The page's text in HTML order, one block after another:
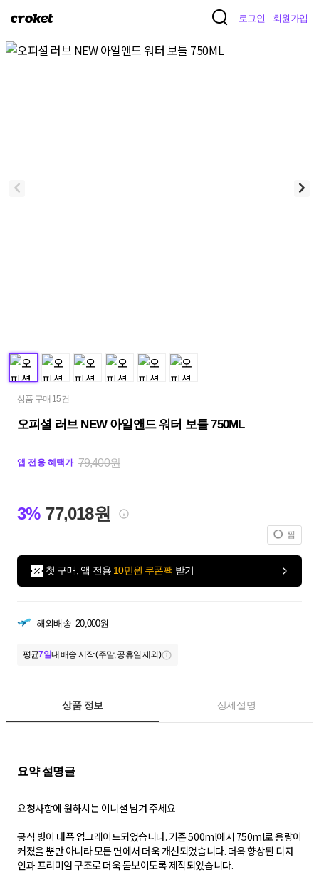
크
켓
로그인 회원가입
상품 구매 15건
오피셜 러브 NEW 아일앤드 워터 보틀 750ML
앱 전용 혜택가 79,400원
3% 77,018원
찜
첫 구매, 앱 전용 10만원 쿠폰팩 받기
해외배송 20,000원
평균7일내 배송 시작 (주말, 공휴일 제외)
상품 정보 상세설명
요약 설명글
요청사항에 원하시는 이니셜 남겨 주세요
공식 병이 대폭 업그레이드되었습니다. 기존 500ml에서 750ml로 용량이
커졌을 뿐만 아니라 모든 면에서 더욱 개선되었습니다. 더욱 향상된 디자
인과 프리미엄 구조로 더욱 돋보이도록 제작되었습니다.